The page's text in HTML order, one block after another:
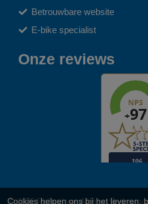
Betrouwbare website
E-bike specialist
Onze reviews
© 2026 Richard van Alphen.
Cookies helpen ons bij het leveren,